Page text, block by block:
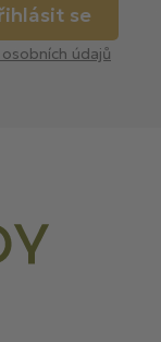
se
údajů